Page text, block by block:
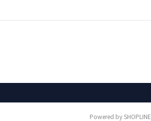
Powered by SHOPLINE